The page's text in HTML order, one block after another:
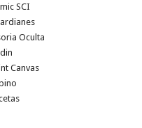
SCI
Oculta
Canvas